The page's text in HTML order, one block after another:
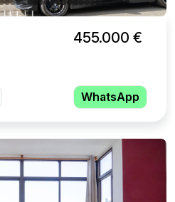
455.000 €
WhatsApp